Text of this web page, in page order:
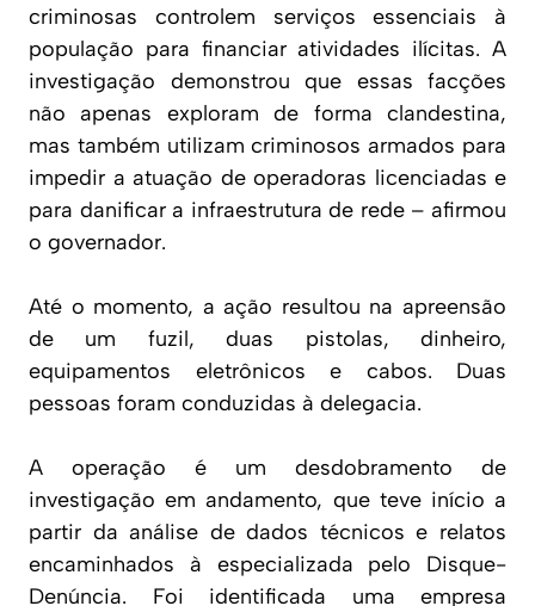
criminosas controlem serviços essenciais à
população para financiar atividades ilícitas. A
investigação demonstrou que essas facções
não apenas exploram de forma clandestina,
mas também utilizam criminosos armados para
impedir a atuação de operadoras licenciadas e
para danificar a infraestrutura de rede – afirmou
o governador.
Até o momento, a ação resultou na apreensão
de um fuzil, duas pistolas, dinheiro,
equipamentos eletrônicos e cabos. Duas
pessoas foram conduzidas à delegacia.
A operação é um desdobramento de
investigação em andamento, que teve início a
partir da análise de dados técnicos e relatos
encaminhados à especializada pelo Disque-
Denúncia. Foi identificada uma empresa